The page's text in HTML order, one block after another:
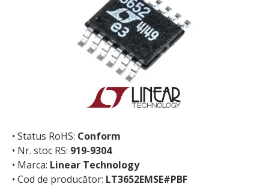
• Status RoHS: Conform
• Nr. stoc RS: 919-9304
• Marca: Linear Technology
• Cod de producător: LT3652EMSE#PBF